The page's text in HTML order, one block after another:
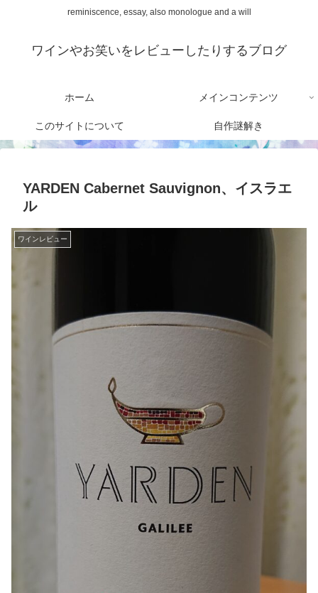
reminiscence, essay, also monologue and a will
ワインやお笑いをレビューしたりするブログ
ホーム メインコンテンツ
このサイトについて 自作謎解き
YARDEN Cabernet Sauvignon、イスラエ
ル
ワインレビュー